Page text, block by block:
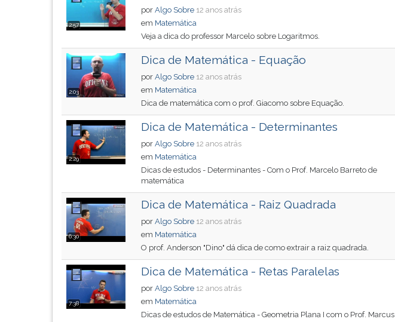
2:57
por Algo Sobre 12 anos atrás
em Matemática
Veja a dica do professor Marcelo sobre Logaritmos.
2:03
Dica de Matemática - Equação
por Algo Sobre 12 anos atrás
em Matemática
Dica de matemática com o prof. Giacomo sobre Equação.
2:29
Dica de Matemática - Determinantes
por Algo Sobre 12 anos atrás
em Matemática
Dicas de estudos - Determinantes - Com o Prof. Marcelo Barreto de
matemática
6:30
Dica de Matemática - Raiz Quadrada
por Algo Sobre 12 anos atrás
em Matemática
O prof. Anderson "Dino" dá dica de como extrair a raiz quadrada.
7:38
Dica de Matemática - Retas Paralelas
por Algo Sobre 12 anos atrás
em Matemática
Dicas de estudos de Matemática - Geometria Plana I com o Prof. Marcus